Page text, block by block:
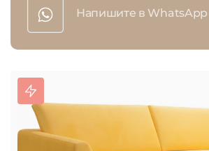
Напишите в WhatsApp